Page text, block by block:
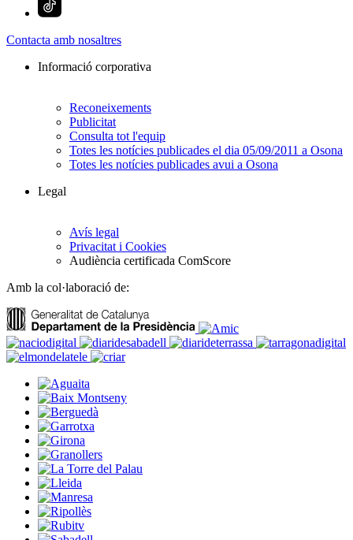
Contacta amb nosaltres
Informació corporativa
Reconeixements
Publicitat
Consulta tot l'equip
Totes les notícies publicades el dia 05/09/2011 a Osona
Totes les notícies publicades avui a Osona
Legal
Avís legal
Privacitat i Cookies
Audiència certificada ComScore
Amb la col·laboració de: